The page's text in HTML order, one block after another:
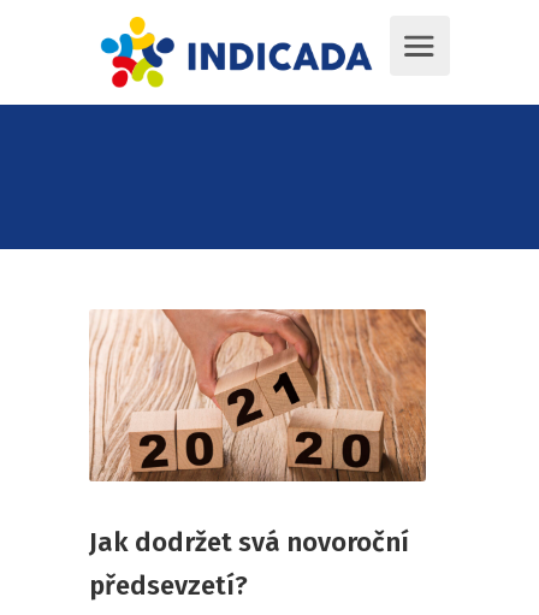
Jak dodržet svá novoroční
předsevzetí?